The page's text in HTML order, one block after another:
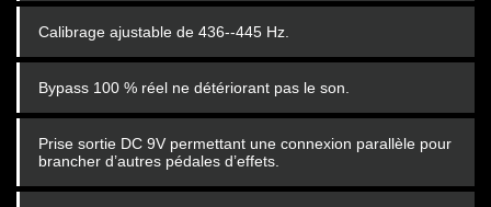
Calibrage ajustable de 436--445 Hz.
Bypass 100 % réel ne détériorant pas le son.
Prise sortie DC 9V permettant une connexion parallèle pour
brancher d’autres pédales d’effets.